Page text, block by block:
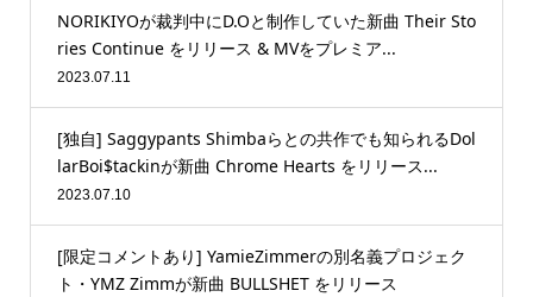
NORIKIYOが裁判中にD.Oと制作していた新曲 Their Sto
ries Continue をリリース & MVをプレミア...
2023.07.11
[独自] Saggypants Shimbaらとの共作でも知られるDol
larBoi$tackinが新曲 Chrome Hearts をリリース...
2023.07.10
[限定コメントあり] YamieZimmerの別名義プロジェク
ト・YMZ Zimmが新曲 BULLSHET をリリース